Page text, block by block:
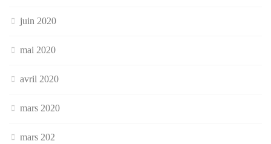
juin 2020
mai 2020
avril 2020
mars 2020
mars 202